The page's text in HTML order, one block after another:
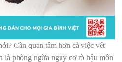
Cần quan tâm hơn cả việc vết
là phòng ngừa nguy cơ rò hậu môn